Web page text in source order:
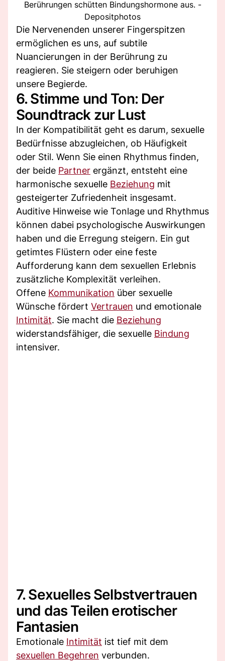
Berührungen schütten Bindungshormone aus. -
Depositphotos
Die Nervenenden unserer Fingerspitzen
ermöglichen es uns, auf subtile
Nuancierungen in der Berührung zu
reagieren. Sie steigern oder beruhigen
unsere Begierde.
6. Stimme und Ton: Der
Soundtrack zur Lust
In der Kompatibilität geht es darum, sexuelle
Bedürfnisse abzugleichen, ob Häufigkeit
oder Stil. Wenn Sie einen Rhythmus finden,
der beide Partner ergänzt, entsteht eine
harmonische sexuelle Beziehung mit
gesteigerter Zufriedenheit insgesamt.
Auditive Hinweise wie Tonlage und Rhythmus
können dabei psychologische Auswirkungen
haben und die Erregung steigern. Ein gut
getimtes Flüstern oder eine feste
Aufforderung kann dem sexuellen Erlebnis
zusätzliche Komplexität verleihen.
Offene Kommunikation über sexuelle
Wünsche fördert Vertrauen und emotionale
Intimität. Sie macht die Beziehung
widerstandsfähiger, die sexuelle Bindung
intensiver.
7. Sexuelles Selbstvertrauen
und das Teilen erotischer
Fantasien
Emotionale Intimität ist tief mit dem
sexuellen Begehren verbunden.